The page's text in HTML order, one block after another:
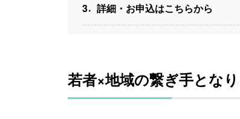
3 詳細・お申込はこちらから
若者×地域の繋ぎ手とな